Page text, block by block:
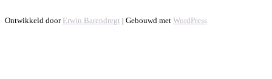
Ontwikkeld door Erwin Barendregt | Gebouwd met WordPress